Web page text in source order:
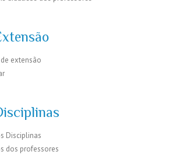
extensão
Disciplinas
dos professores